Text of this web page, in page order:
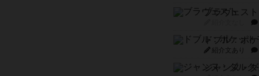
ブラヴェスト
紹介文あり